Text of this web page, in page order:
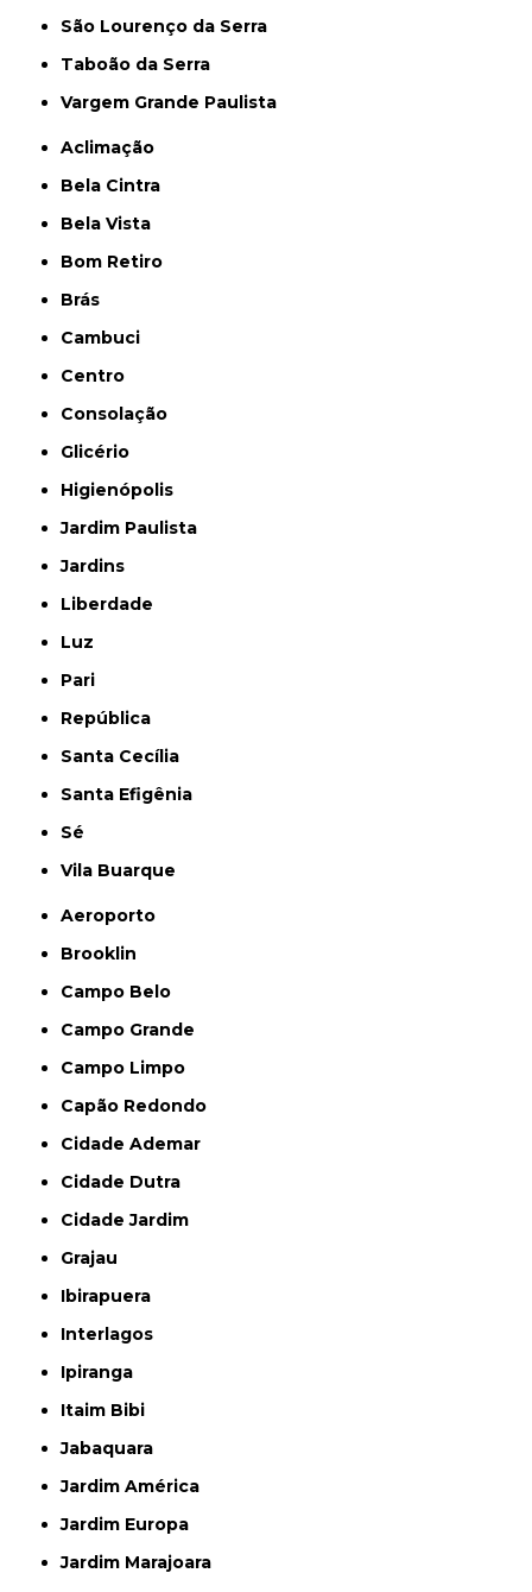
São Lourenço da Serra
Taboão da Serra
Vargem Grande Paulista
Aclimação
Bela Cintra
Bela Vista
Bom Retiro
Brás
Cambuci
Centro
Consolação
Glicério
Higienópolis
Jardim Paulista
Jardins
Liberdade
Luz
Pari
República
Santa Cecília
Santa Efigênia
Sé
Vila Buarque
Aeroporto
Brooklin
Campo Belo
Campo Grande
Campo Limpo
Capão Redondo
Cidade Ademar
Cidade Dutra
Cidade Jardim
Grajau
Ibirapuera
Interlagos
Ipiranga
Itaim Bibi
Jabaquara
Jardim América
Jardim Europa
Jardim Marajoara